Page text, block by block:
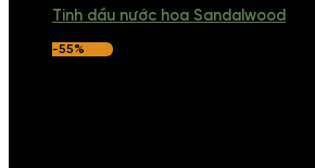
Tinh dầu nước hoa Sandalwood
-55%